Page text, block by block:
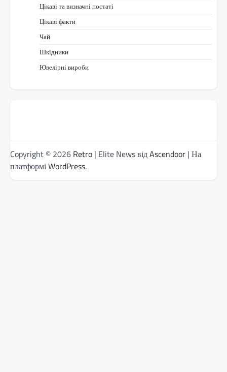
Цікаві та визначні постаті
Цікаві факти
Чай
Шкідники
Ювелірні вироби
Copyright © 2026 Retro | Elite News відAscendoor | На
платформіWordPress.